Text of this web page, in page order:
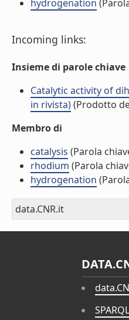
hydrogenation
Incoming links:
Insieme di parole chiave
Catalytic activity of
in rivista)(Prodotto
Membro di
catalysis (Parola
rhodium (Parola
hydrogenation
data.CNR.it